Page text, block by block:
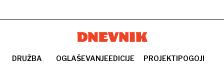
je
financiranja
šol
razvnel
javnost
– in umrl
DRUŽBA
OGLAŠEVANJEEDICIJE
PROJEKTIPOGOJI